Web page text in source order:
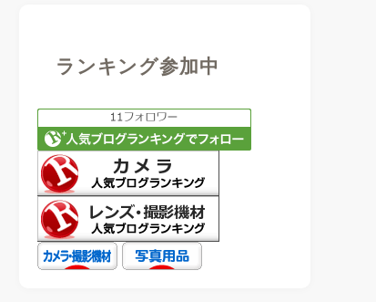
ランキング参加中